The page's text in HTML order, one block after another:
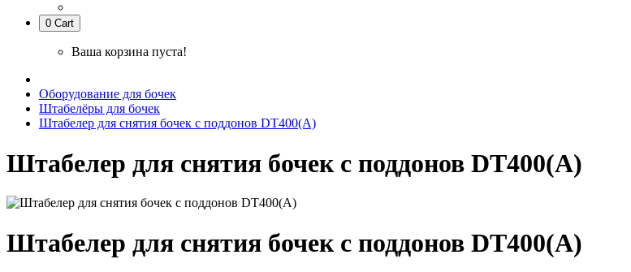
0 Cart
Ваша корзина пуста!
Оборудование для бочек
Штабелёры для бочек
Штабелер для снятия бочек с поддонов DT400(A)
Штабелер для снятия бочек с поддонов DT400(A)
Штабелер для снятия бочек с поддонов DT400(A)